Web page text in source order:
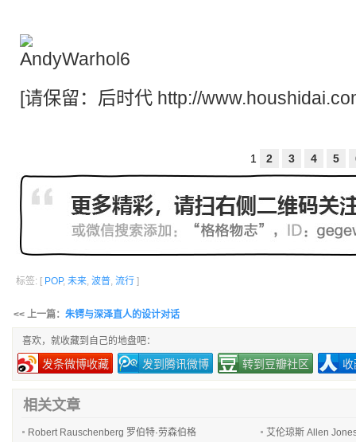
[请保留： 后时代 http://
1 2 3 4 5
标签: [ POP, 未来, 波普, 流行 ]
<< 上一篇： 朱锷与深泽直人的设计对话
喜欢，就收藏到自己的地盘吧：
发条微博收藏 发到腾讯微博 转到豆瓣社区
相关文章
Robert Rauschenberg 罗伯特·劳森伯格
艾伦琼斯 Allen